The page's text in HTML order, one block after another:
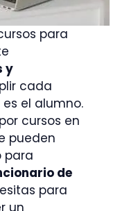
para
y
cada
el alumno.
cursos en
pueden
para
de
para
un